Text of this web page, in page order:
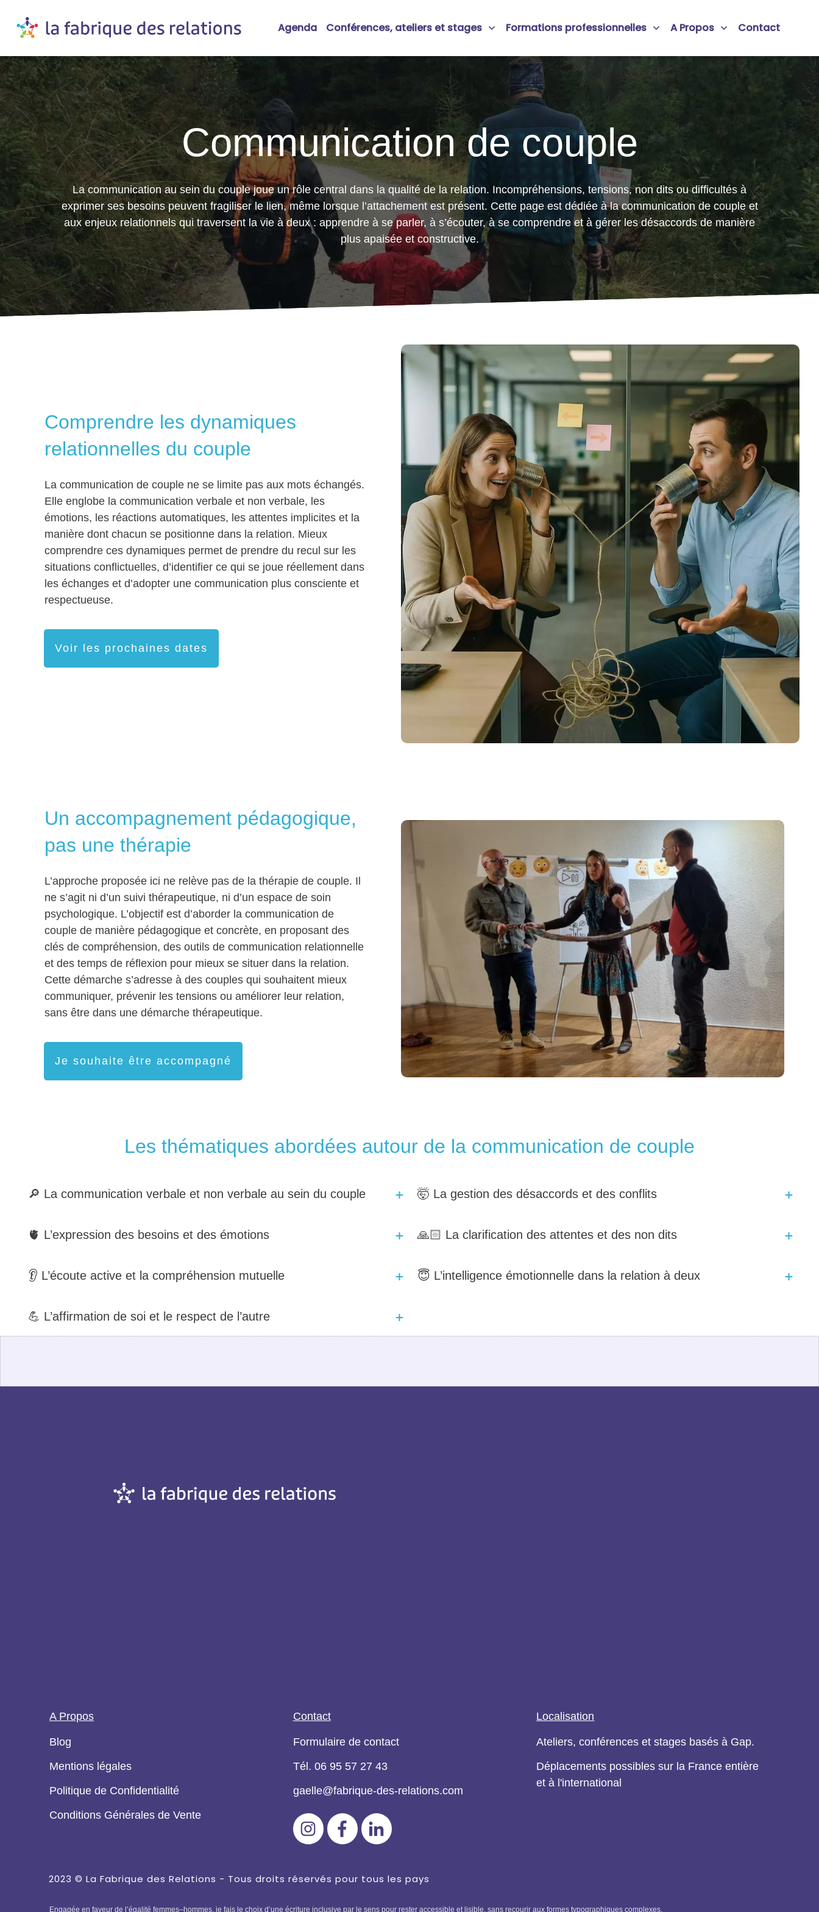
Agenda Conférences, ateliers et stages Formations professionnelles A Propos Contact
Communication de couple
La communication au sein du couple joue un rôle central dans la qualité de la relation. Incompréhensions, tensions, non dits ou difficultés à
exprimer ses besoins peuvent fragiliser le lien, même lorsque l’attachement est présent. Cette page est dédiée à la communication de couple et
aux enjeux relationnels qui traversent la vie à deux : apprendre à se parler, à s’écouter, à se comprendre et à gérer les désaccords de manière
plus apaisée et constructive.
Comprendre les dynamiques
relationnelles du couple
La communication de couple ne se limite pas aux mots échangés.
Elle englobe la communication verbale et non verbale, les
émotions, les réactions automatiques, les attentes implicites et la
manière dont chacun se positionne dans la relation. Mieux
comprendre ces dynamiques permet de prendre du recul sur les
situations conflictuelles, d’identifier ce qui se joue réellement dans
les échanges et d’adopter une communication plus consciente et
respectueuse.
Voir les prochaines dates
Un accompagnement pédagogique,
pas une thérapie
L’approche proposée ici ne relève pas de la thérapie de couple. Il
ne s’agit ni d’un suivi thérapeutique, ni d’un espace de soin
psychologique. L’objectif est d’aborder la communication de
couple de manière pédagogique et concrète, en proposant des
clés de compréhension, des outils de communication relationnelle
et des temps de réflexion pour mieux se situer dans la relation.
Cette démarche s’adresse à des couples qui souhaitent mieux
communiquer, prévenir les tensions ou améliorer leur relation,
sans être dans une démarche thérapeutique.
Je souhaite être accompagné
Les thématiques abordées autour de la communication de couple
🔎 La communication verbale et non verbale au sein du couple
🫀 L’expression des besoins et des émotions
👂 L’écoute active et la compréhension mutuelle
💪 L’affirmation de soi et le respect de l’autre
🤯 La gestion des désaccords et des conflits
🙏🏻 La clarification des attentes et des non dits
😇 L’intelligence émotionnelle dans la relation à deux
A Propos
Blog
Mentions légales
Politique de Confidentialité
Conditions Générales de Vente
Contact
Formulaire de contact
Tél. 06 95 57 27 43
gaelle@fabrique-des-relations.com
Localisation
Ateliers, conférences et stages basés à Gap.
Déplacements possibles sur la France entière
et à l'international
2023 © La Fabrique des Relations - Tous droits réservés pour tous les pays
Engagée en faveur de l’égalité femmes–hommes, je fais le choix d’une écriture inclusive par le sens pour rester accessible et lisible, sans recourir aux formes typographiques complexes.